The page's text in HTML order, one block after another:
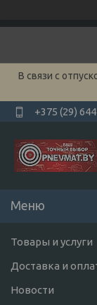
В связи с
+375 (29)
Товары и услуги
Доставка и
Новости